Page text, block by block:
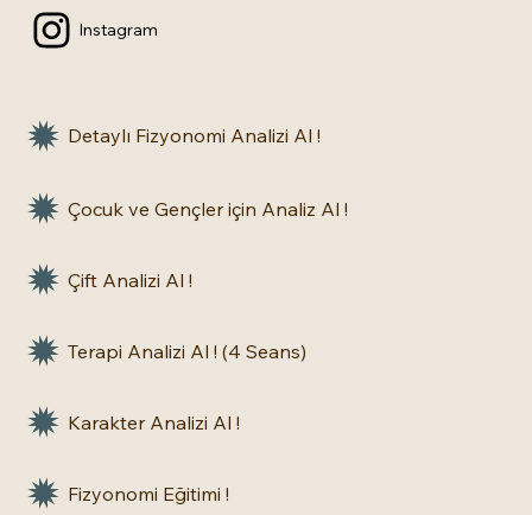
Instagram
Detaylı Fizyonomi Analizi Al !
Karakter Analizi Al !
Çocuk ve Gençler için Analiz Al !
Terapi Analizi Al ! (4 Seans)
Çift Analizi Al !
Fizyonomi Eğitimi !